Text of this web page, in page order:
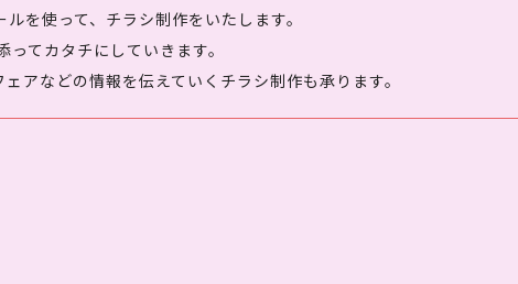
を使って、チラシ制作をいたします。
てカタチにしていきます。
アなどの情報を伝えていくチラシ制作も承ります。